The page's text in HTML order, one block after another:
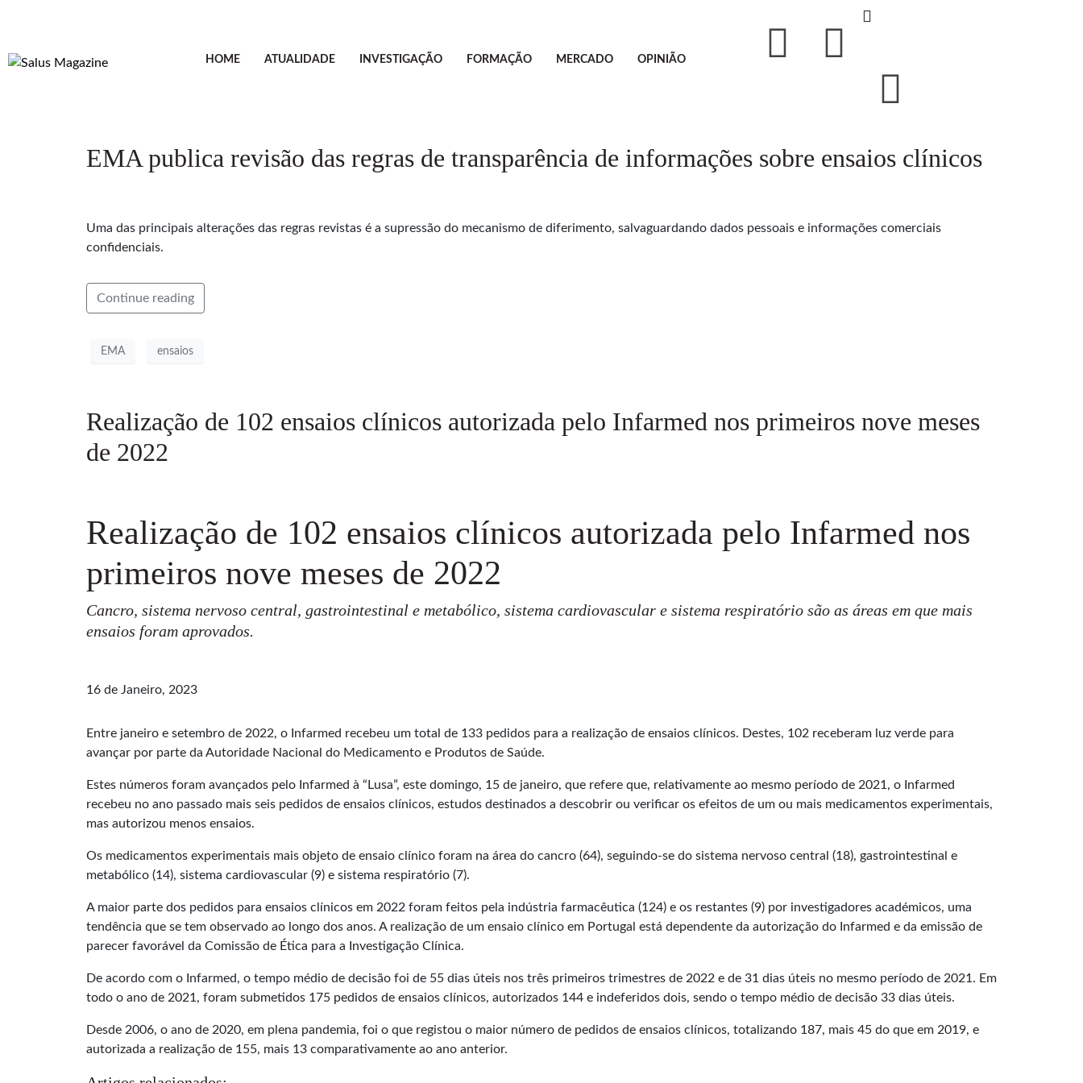
HOME ATUALIDADE INVESTIGAÇÃO FORMAÇÃO MERCADO OPINIÃO
EMA publica revisão das regras de transparência de informações sobre ensaios clínicos
Uma das principais alterações das regras revistas é a supressão do mecanismo de diferimento, salvaguardando dados pessoais e informações comerciais
confidenciais.
Continue reading
EMA ensaios
Realização de 102 ensaios clínicos autorizada pelo Infarmed nos primeiros nove meses
de 2022
Realização de 102 ensaios clínicos autorizada pelo Infarmed nos
primeiros nove meses de 2022
Cancro, sistema nervoso central, gastrointestinal e metabólico, sistema cardiovascular e sistema respiratório são as áreas em que mais
ensaios foram aprovados.
16 de Janeiro, 2023
Entre janeiro e setembro de 2022, o Infarmed recebeu um total de 133 pedidos para a realização de ensaios clínicos. Destes, 102 receberam luz verde para
avançar por parte da Autoridade Nacional do Medicamento e Produtos de Saúde.
Estes números foram avançados pelo Infarmed à “Lusa”, este domingo, 15 de janeiro, que refere que, relativamente ao mesmo período de 2021, o Infarmed
recebeu no ano passado mais seis pedidos de ensaios clínicos, estudos destinados a descobrir ou verificar os efeitos de um ou mais medicamentos experimentais,
mas autorizou menos ensaios.
Os medicamentos experimentais mais objeto de ensaio clínico foram na área do cancro (64), seguindo-se do sistema nervoso central (18), gastrointestinal e
metabólico (14), sistema cardiovascular (9) e sistema respiratório (7).
A maior parte dos pedidos para ensaios clínicos em 2022 foram feitos pela indústria farmacêutica (124) e os restantes (9) por investigadores académicos, uma
tendência que se tem observado ao longo dos anos. A realização de um ensaio clínico em Portugal está dependente da autorização do Infarmed e da emissão de
parecer favorável da Comissão de Ética para a Investigação Clínica.
De acordo com o Infarmed, o tempo médio de decisão foi de 55 dias úteis nos três primeiros trimestres de 2022 e de 31 dias úteis no mesmo período de 2021. Em
todo o ano de 2021, foram submetidos 175 pedidos de ensaios clínicos, autorizados 144 e indeferidos dois, sendo o tempo médio de decisão 33 dias úteis.
Desde 2006, o ano de 2020, em plena pandemia, foi o que registou o maior número de pedidos de ensaios clínicos, totalizando 187, mais 45 do que em 2019, e
autorizada a realização de 155, mais 13 comparativamente ao ano anterior.